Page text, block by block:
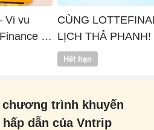
Vi vu
x
CÙNG
LỊCH THẢ PHANH!
Hết hạn
trình khuyến
dẫn của Vntrip